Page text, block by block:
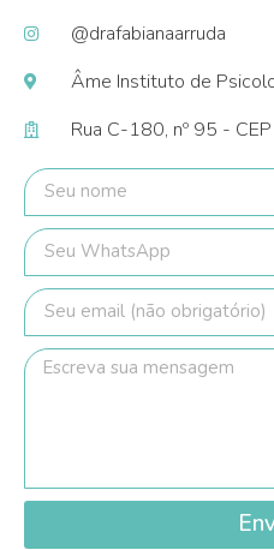
@drafabianaarruda
Âme Instituto de
Rua C-180, nº 95 -